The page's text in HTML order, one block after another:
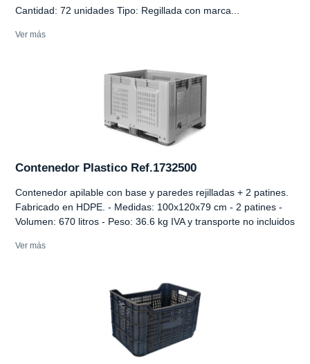
Cantidad: 72 unidades Tipo: Regillada con marca...
Ver más
Contenedor Plastico Ref.1732500
Contenedor apilable con base y paredes rejilladas + 2 patines.
Fabricado en HDPE. - Medidas: 100x120x79 cm - 2 patines -
Volumen: 670 litros - Peso: 36.6 kg IVA y transporte no incluidos
Ver más